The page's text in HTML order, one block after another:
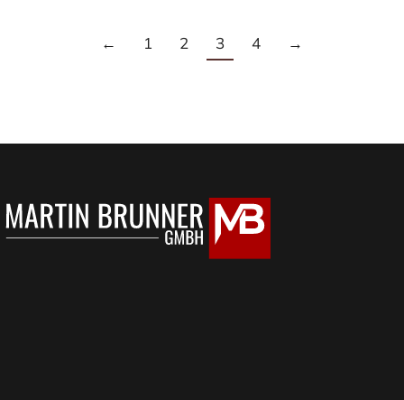
← 1 2 3 4 →